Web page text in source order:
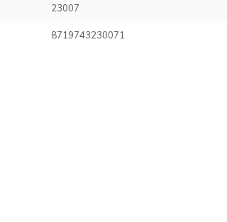
23007
8719743230071